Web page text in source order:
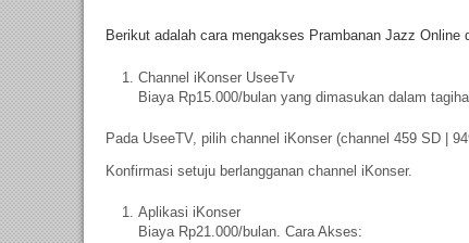
Berikut adalah cara mengakses Prambanan Jazz Online
Channel iKonser UseeTv
Biaya Rp15.000/bulan yang dimasukan dalam
Pada UseeTV, pilih channel iKonser (channel 459 SD |
Konfirmasi setuju berlangganan channel iKonser.
Aplikasi iKonser
Biaya Rp21.000/bulan. Cara Akses: